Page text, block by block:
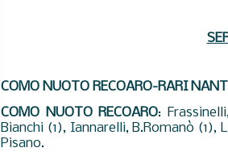
COMO NUOTO RECOARO-RARI
COMO NUOTO RECOARO:
Bianchi (1), Iannarelli, B.Romanò (1),
Pisano.